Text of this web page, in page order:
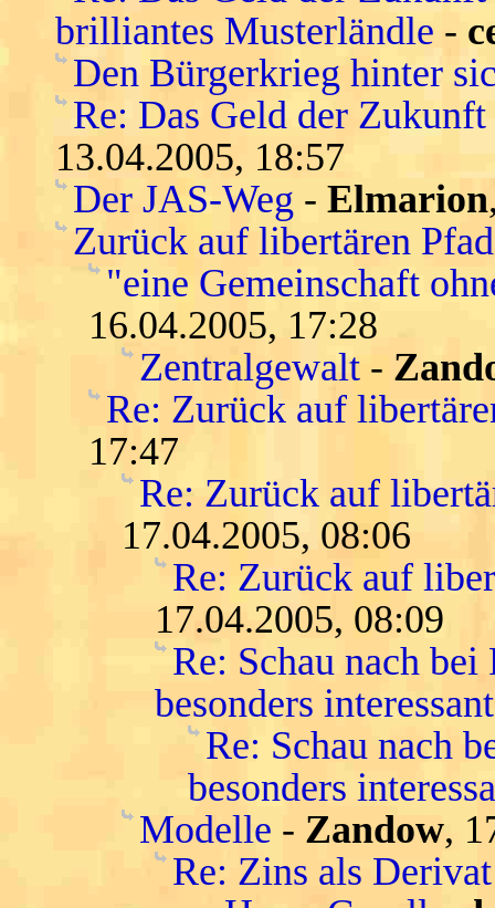
brilliantes Musterländle -
Den Bürgerkrieg hinter
Re: Das Geld der
13.04.2005, 18:57
Der JAS-Weg - Elmarion
Zurück auf libertären
"eine Gemeinschaft
16.04.2005, 17:28
Zentralgewalt -
Re: Zurück auf
17:47
Re: Zurück auf
17.04.2005, 08:06
Re: Zurück auf
17.04.2005, 08:09
Re: Schau nach
besonders interessant
Re: Schau nach
besonders
Modelle - Zandow,
Re: Zins als